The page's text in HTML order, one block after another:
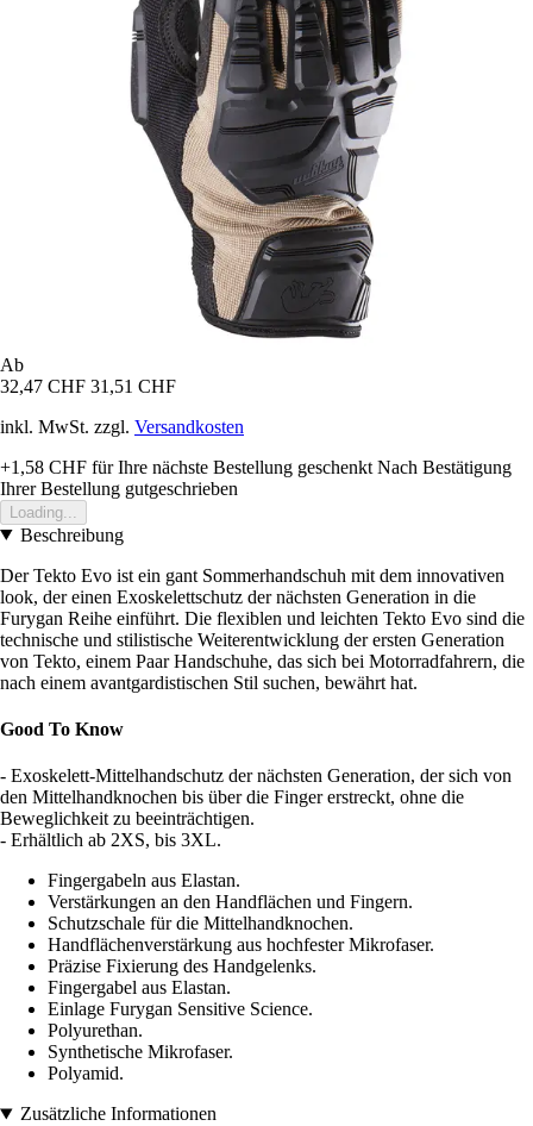
Ab
32,47 CHF 31,51 CHF
inkl. MwSt. zzgl. Versandkosten
+1,58 CHF für Ihre nächste Bestellung geschenkt Nach Bestätigung
Ihrer Bestellung gutgeschrieben
Loading...
Beschreibung
Der Tekto Evo ist ein gant Sommerhandschuh mit dem innovativen
look, der einen Exoskelettschutz der nächsten Generation in die
Furygan Reihe einführt. Die flexiblen und leichten Tekto Evo sind die
technische und stilistische Weiterentwicklung der ersten Generation
von Tekto, einem Paar Handschuhe, das sich bei Motorradfahrern, die
nach einem avantgardistischen Stil suchen, bewährt hat.
Good To Know
- Exoskelett-Mittelhandschutz der nächsten Generation, der sich von
den Mittelhandknochen bis über die Finger erstreckt, ohne die
Beweglichkeit zu beeinträchtigen.
- Erhältlich ab 2XS, bis 3XL.
Fingergabeln aus Elastan.
Verstärkungen an den Handflächen und Fingern.
Schutzschale für die Mittelhandknochen.
Handflächenverstärkung aus hochfester Mikrofaser.
Präzise Fixierung des Handgelenks.
Fingergabel aus Elastan.
Einlage Furygan Sensitive Science.
Polyurethan.
Synthetische Mikrofaser.
Polyamid.
Zusätzliche Informationen